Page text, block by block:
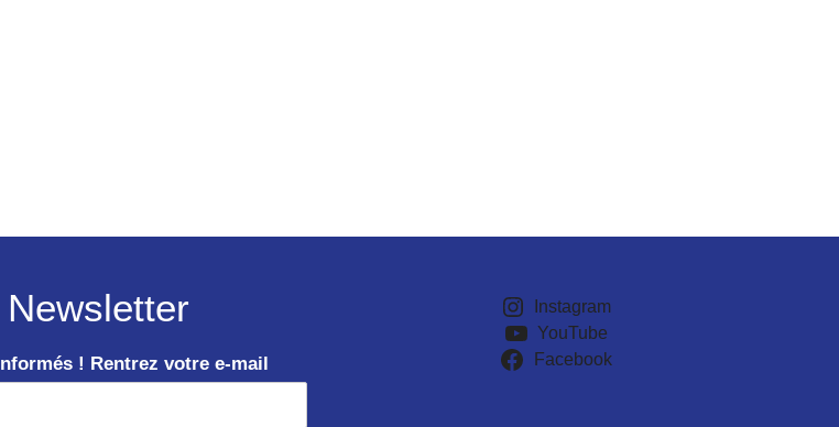
Newsletter
! Rentrez votre e-mail
Instagram
YouTube
Facebook